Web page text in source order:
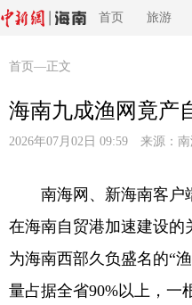
首页 旅游
首页 —正文
海南九成渔网竟产
2026年07月02日 09:59 来源： 南
南海网、新海南客户
在海南自贸港加速建设的
为海南西部久负盛名的“
量占据全省90%以上，一